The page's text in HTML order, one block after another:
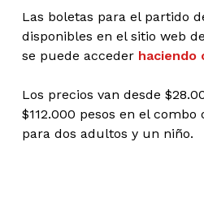
Las boletas para el partido
disponibles en el sitio web
se puede acceder haciendo
Los precios van desde
$112.000 pesos en el
para dos adultos y un niño.